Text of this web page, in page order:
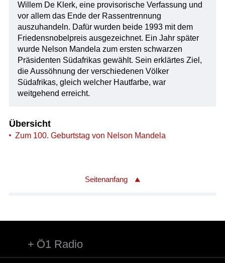
Willem De Klerk, eine provisorische Verfassung und
vor allem das Ende der Rassentrennung
auszuhandeln. Dafür wurden beide 1993 mit dem
Friedensnobelpreis ausgezeichnet. Ein Jahr später
wurde Nelson Mandela zum ersten schwarzen
Präsidenten Südafrikas gewählt. Sein erklärtes Ziel,
die Aussöhnung der verschiedenen Völker
Südafrikas, gleich welcher Hautfarbe, war
weitgehend erreicht.
Übersicht
Zum 100. Geburtstag von Nelson Mandela
Seitenanfang
Ö1 Radio